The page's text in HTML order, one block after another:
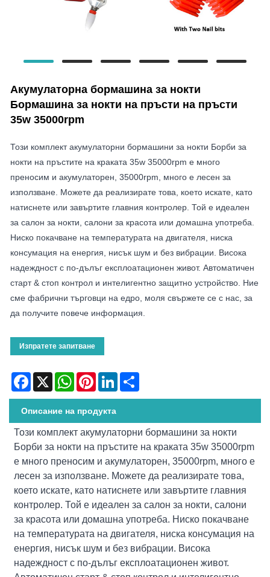
Акумулаторна бормашина за нокти
Бормашина за нокти на пръсти на пръсти
35w 35000rpm
Този комплект акумулаторни бормашини за нокти Борби за
нокти на пръстите на краката 35w 35000rpm е много
преносим и акумулаторен, 35000rpm, много е лесен за
използване. Можете да реализирате това, което искате, като
натиснете или завъртите главния контролер. Той е идеален
за салон за нокти, салони за красота или домашна употреба.
Ниско покачване на температурата на двигателя, ниска
консумация на енергия, нисък шум и без вибрации. Висока
надеждност с по-дълъг експлоатационен живот. Автоматичен
старт & стоп контрол и интелигентно защитно устройство. Ние
сме фабрични търговци на едро, моля свържете се с нас, за
да получите повече информация.
Изпратете запитване
Facebook
X WhatsAppPinterestLinkedIn
Описание на продукта
Този комплект акумулаторни бормашини за нокти
Борби за нокти на пръстите на краката 35w 35000rpm
е много преносим и акумулаторен, 35000rpm, много е
лесен за използване. Можете да реализирате това,
което искате, като натиснете или завъртите главния
контролер. Той е идеален за салон за нокти, салони
за красота или домашна употреба. Ниско покачване
на температурата на двигателя, ниска консумация на
енергия, нисък шум и без вибрации. Висока
надеждност с по-дълъг експлоатационен живот.